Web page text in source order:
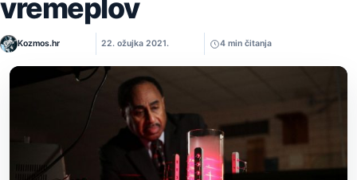
vremeplov
Kozmos.hr 22. ožujka 2021. 4 min čitanja